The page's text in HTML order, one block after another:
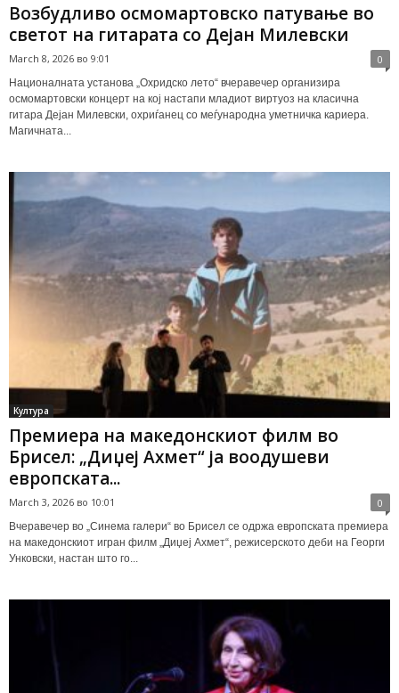
Возбудливо осмомартовско патување во
светот на гитарата со Дејан Милевски
March 8, 2026 во 9:01 0
Националната установа „Охридско лето“ вчеравечер организира
осмомартовски концерт на кој настапи младиот виртуоз на класична
гитара Дејан Милевски, охриѓанец со меѓународна уметничка кариера.
Магичната...
Култура
Премиера на македонскиот филм во
Брисел: „Диџеј Ахмет“ ја воодушеви
европската...
March 3, 2026 во 10:01 0
Вчеравечер во „Синема галери“ во Брисел се одржа европската премиера
на македонскиот игран филм „Диџеј Ахмет“, режисерското деби на Георги
Унковски, настан што го...